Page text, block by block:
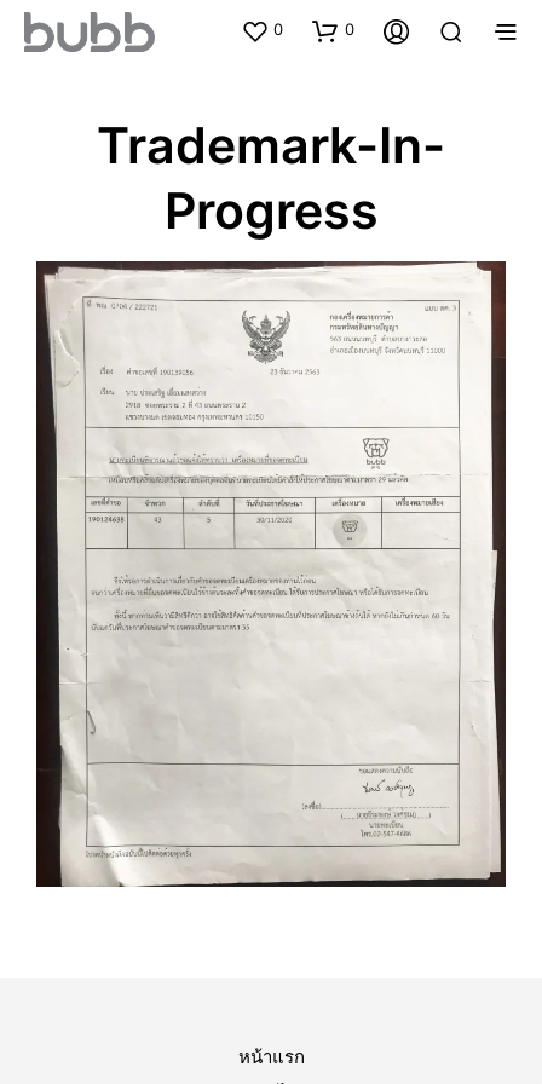
0 0
Trademark-In-
Progress
หน้าแรก